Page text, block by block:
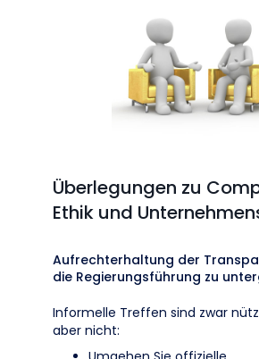
Überlegungen zu
Ethik und
Aufrechterhaltung der
die Regierungsführung zu
Informelle Treffen sind zwar
aber nicht: